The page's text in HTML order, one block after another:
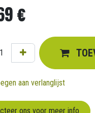
€
aan verlanglijst
ons voor meer info